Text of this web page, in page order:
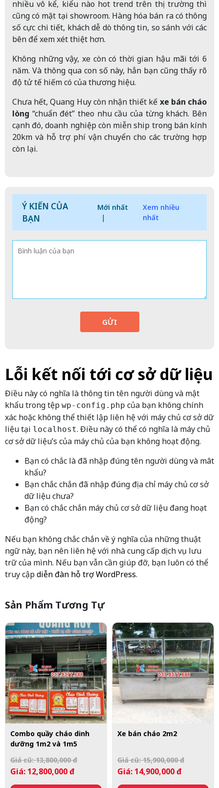
nhiều vô kể, kiểu nào hot trend trên thị trường thì
cũng có mặt tại showroom. Hàng hóa bán ra có thông
số cực chi tiết, khách dễ dò thông tin, so sánh với các
bên để xem xét thiệt hơn.
Không những vậy, xe còn có thời gian hậu mãi tới 6
năm. Và thông qua con số này, hẳn bạn cũng thấy rõ
độ tử tế hiếm có của thương hiệu.
Chưa hết, Quang Huy còn nhận thiết kế xe bán cháo
lòng “chuẩn đét” theo nhu cầu của từng khách. Bên
cạnh đó, doanh nghiệp còn miễn ship trong bán kính
20km và hỗ trợ phí vận chuyển cho các trường hợp
còn lại.
Ý KIẾN CỦA
BẠN
Mới nhất
|
Xem nhiều
nhất
GỬI
Lỗi kết nối tới cơ sở dữ liệu
Điều này có nghĩa là thông tin tên người dùng và mật
khẩu trong tệp wp-config.php của bạn không chính
xác hoặc không thể thiết lập liên hệ với máy chủ cơ sở dữ
liệu tại localhost. Điều này có thể có nghĩa là máy chủ
cơ sở dữ liệu’s của máy chủ của bạn không hoạt động.
Bạn có chắc là đã nhập đúng tên người dùng và mât
khẩu?
Bạn chắc chắn đã nhập đúng địa chỉ máy chủ cơ sở
dữ liệu chưa?
Bạn có chắc chắn máy chủ cơ sở dữ liệu đang hoạt
động?
Nếu bạn không chắc chắn về ý nghĩa của những thuật
ngữ này, bạn nên liên hệ với nhà cung cấp dịch vụ lưu
trữ của mình. Nếu bạn vẫn cần giúp đỡ, bạn luôn có thể
truy cậpdiễn đàn hỗ trợ WordPress.
Sản Phẩm Tương Tự
Combo quầy cháo dinh
dưỡng 1m2 và 1m5
Giá cũ: 13,800,000 đ
Giá: 12,800,000 đ
Xe bán cháo 2m2
Giá cũ: 15,900,000 đ
Giá: 14,900,000 đ